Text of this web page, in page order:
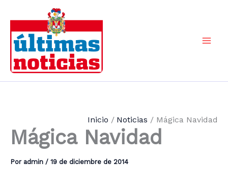
contenido
Inicio Noticias Mágica Navidad
Mágica Navidad
Por admin / 19 de diciembre de 2014